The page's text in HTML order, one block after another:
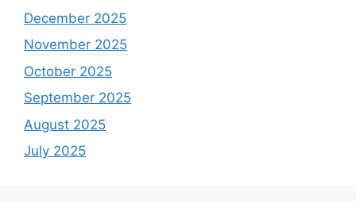
December 2025
November 2025
October 2025
September 2025
August 2025
July 2025